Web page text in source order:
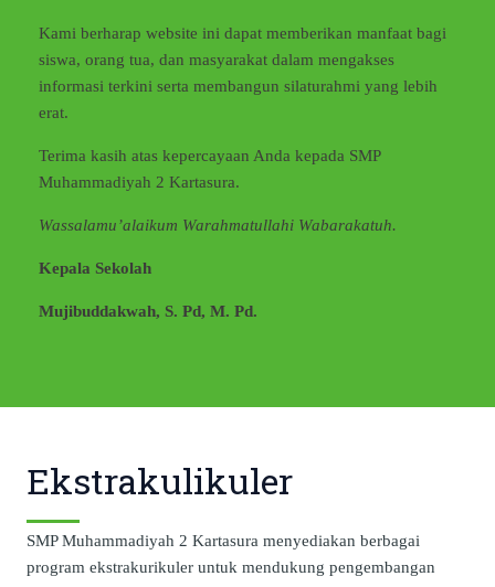
Kami berharap website ini dapat memberikan manfaat bagi
siswa, orang tua, dan masyarakat dalam mengakses
informasi terkini serta membangun silaturahmi yang lebih
erat.
Terima kasih atas kepercayaan Anda kepada SMP
Muhammadiyah 2 Kartasura.
Wassalamu’alaikum Warahmatullahi Wabarakatuh.
Kepala Sekolah
Mujibuddakwah, S. Pd, M. Pd.
Ekstrakulikuler
SMP Muhammadiyah 2 Kartasura menyediakan berbagai
program ekstrakurikuler untuk mendukung pengembangan